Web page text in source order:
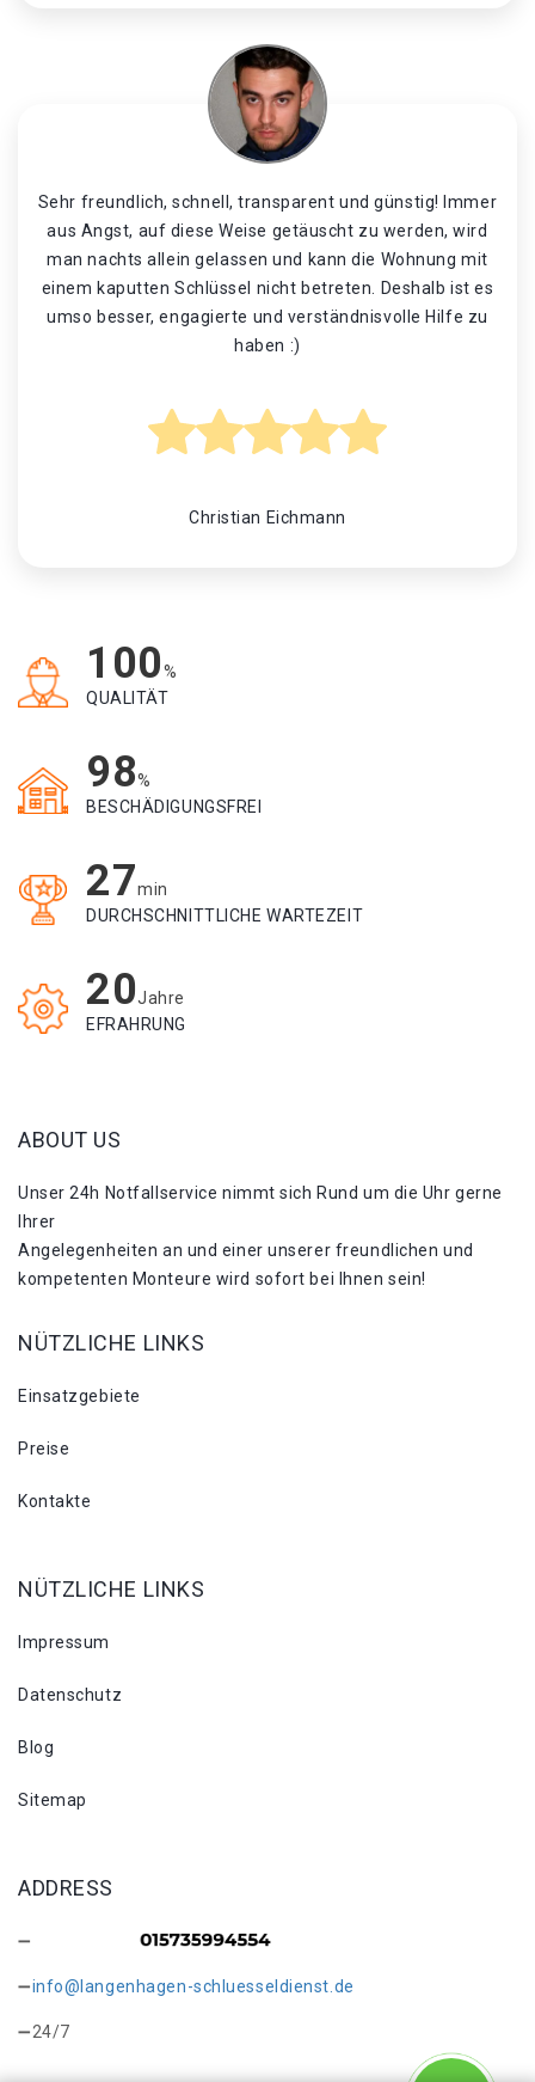
Sehr freundlich, schnell, transparent und günstig! Immer
aus Angst, auf diese Weise getäuscht zu werden, wird
man nachts allein gelassen und kann die Wohnung mit
einem kaputten Schlüssel nicht betreten. Deshalb ist es
umso besser, engagierte und verständnisvolle Hilfe zu
haben :)
Christian Eichmann
100%
QUALITÄT
98%
BESCHÄDIGUNGSFREI
27min
DURCHSCHNITTLICHE WARTEZEIT
20Jahre
EFRAHRUNG
ABOUT US
Unser 24h Notfallservice nimmt sich Rund um die Uhr gerne
Ihrer
Angelegenheiten an und einer unserer freundlichen und
kompetenten Monteure wird sofort bei Ihnen sein!
NÜTZLICHE LINKS
Einsatzgebiete
Preise
Kontakte
NÜTZLICHE LINKS
Impressum
Datenschutz
Blog
Sitemap
ADDRESS
info@langenhagen-schluesseldienst.de
24/7